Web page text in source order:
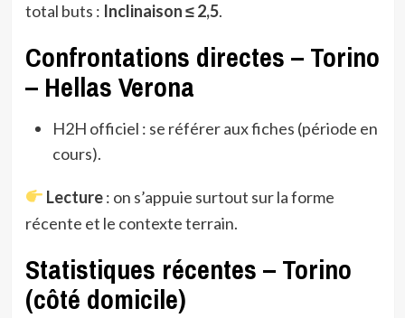
total buts : Inclinaison ≤ 2,5.
Confrontations directes – Torino
– Hellas Verona
H2H officiel : se référer aux fiches (période en
cours).
Lecture: on s’appuie surtout sur la forme
récente et le contexte terrain.
Statistiques récentes – Torino
(côté domicile)